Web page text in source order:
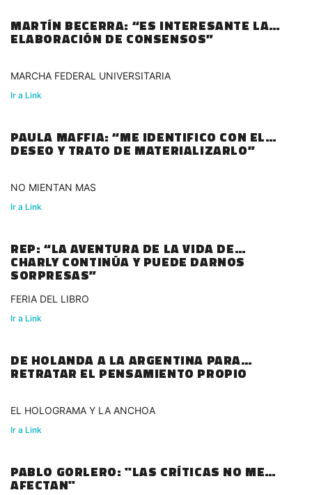
MARTÍN BECERRA: “ES INTERESANTE LA
ELABORACIÓN DE CONSENSOS”
MARCHA FEDERAL UNIVERSITARIA
Ir a Link
PAULA MAFFIA: “ME IDENTIFICO CON EL
DESEO Y TRATO DE MATERIALIZARLO”
NO MIENTAN MAS
Ir a Link
REP: “LA AVENTURA DE LA VIDA DE
CHARLY CONTINÚA Y PUEDE DARNOS
SORPRESAS”
FERIA DEL LIBRO
Ir a Link
DE HOLANDA A LA ARGENTINA PARA
RETRATAR EL PENSAMIENTO PROPIO
EL HOLOGRAMA Y LA ANCHOA
Ir a Link
PABLO GORLERO: "LAS CRÍTICAS NO ME
AFECTAN"